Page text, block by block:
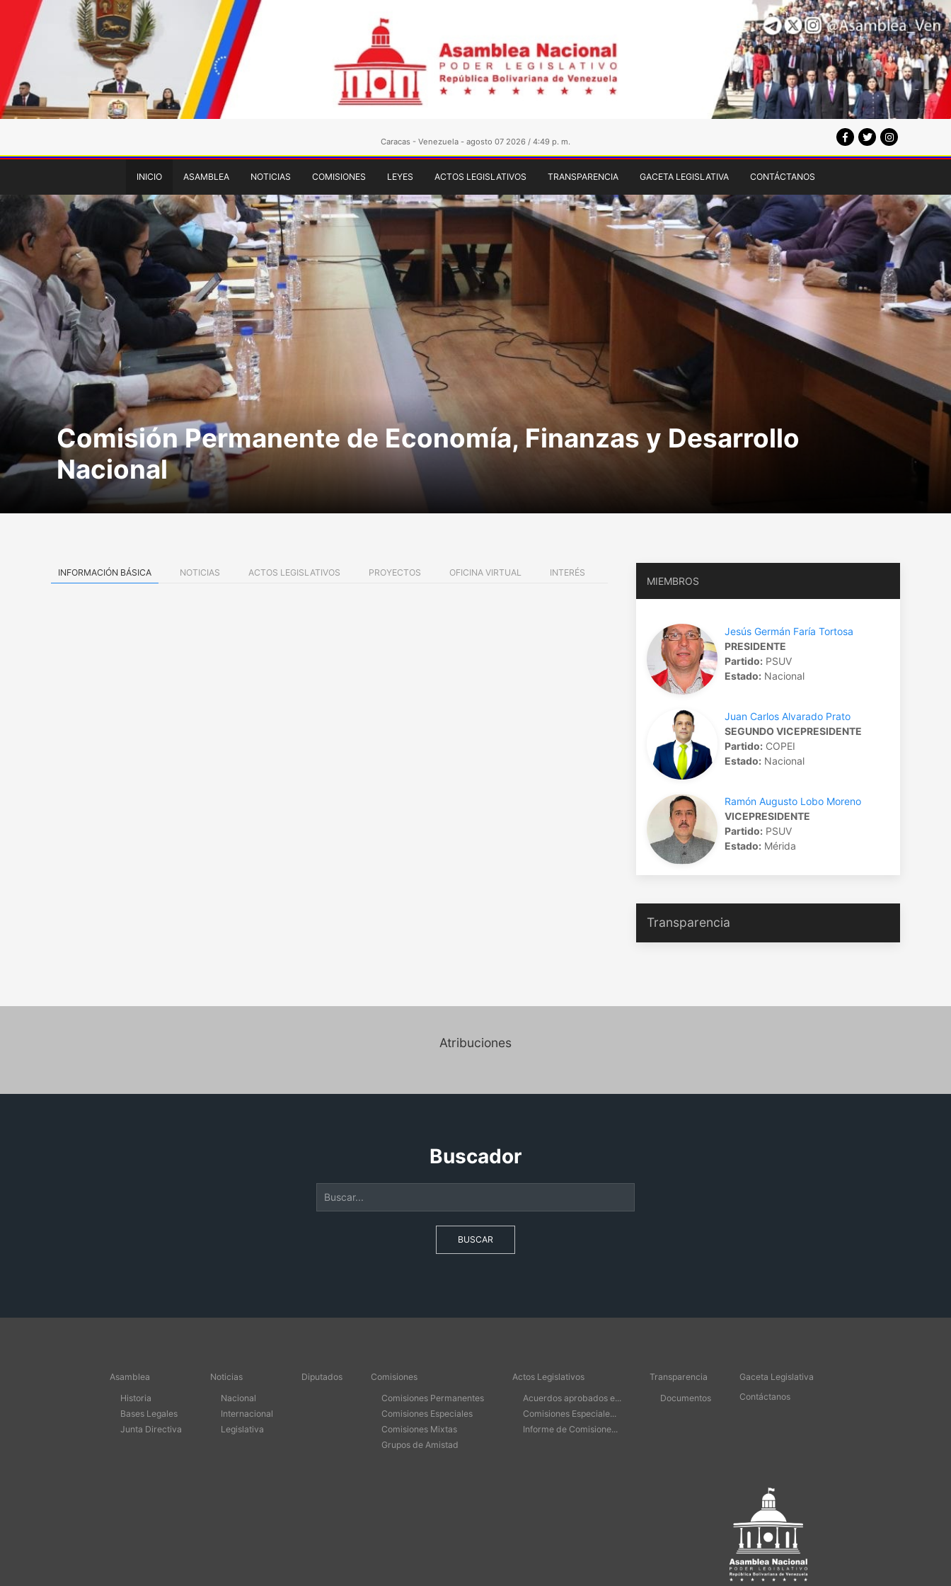
Caracas - Venezuela - agosto 07 2026 / 4:49 p. m.
INICIO ASAMBLEA NOTICIAS COMISIONES LEYES ACTOS LEGISLATIVOS TRANSPARENCIA GACETA LEGISLATIVA CONTÁCTANOS
Comisión Permanente de Economía, Finanzas y Desarrollo
Nacional
INFORMACIÓN BÁSICA NOTICIAS ACTOS LEGISLATIVOS PROYECTOS OFICINA VIRTUAL INTERÉS
MIEMBROS
Juan Carlos Alvarado Prato
SEGUNDO VICEPRESIDENTE
Partido:COPEI
Estado:Nacional
Jesús Germán Faría Tortosa
PRESIDENTE
Partido:PSUV
Estado:Nacional
Ramón Augusto Lobo Moreno
VICEPRESIDENTE
Partido:PSUV
Estado:Mérida
Transparencia
Atribuciones
Buscador
BUSCAR
Asamblea
Historia
Bases Legales
Junta Directiva
Noticias
Nacional
Internacional
Legislativa
Diputados
Comisiones
Comisiones Permanentes
Comisiones Especiales
Comisiones Mixtas
Grupos de Amistad
Actos Legislativos
Acuerdos aprobados e...
Comisiones Especiale...
Informe de Comisione...
Transparencia
Documentos
Gaceta Legislativa
Contáctanos